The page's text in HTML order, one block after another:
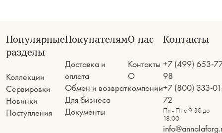
Популярные
разделы
Коллекции
Сервировки
Новинки
Поступления
Покупателям
Доставка и
оплата
Обмен и возврат
Для бизнеса
Документы
О нас
Контакты
О
компании
Контакты
+7 (499) 653-
98
+7 (800) 333-
72
Пн - Пт с 9:30 до
18:00